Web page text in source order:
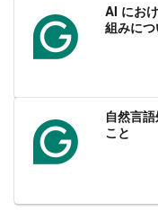
AI にお
組みに
自然言
こと